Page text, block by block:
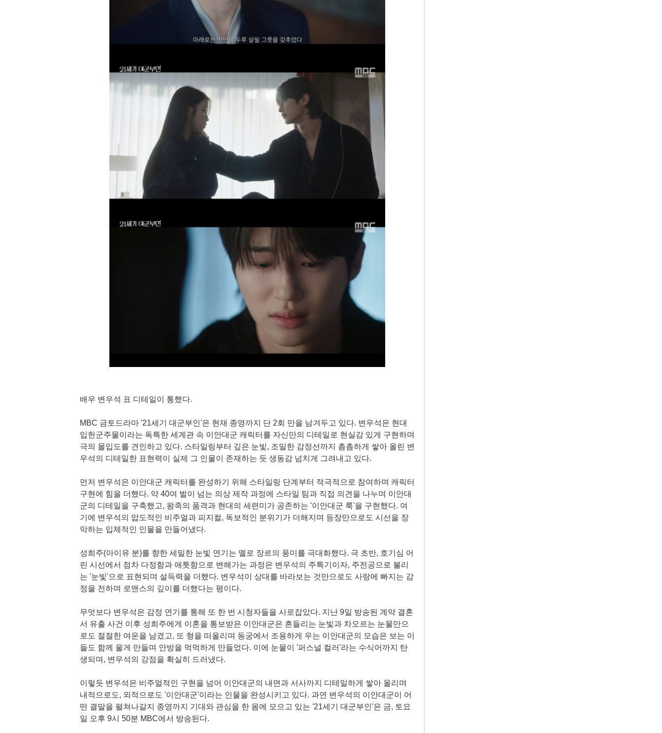
배우 변우석 표 디테일이 통했다.
MBC 금토드라마 '21세기 대군부인'은 현재 종영까지 단 2회 만을 남겨두고 있다. 변우석은 현대
입헌군주물이라는 독특한 세계관 속 이안대군 캐릭터를 자신만의 디테일로 현실감 있게 구현하며
극의 몰입도를 견인하고 있다. 스타일링부터 깊은 눈빛, 조밀한 감정선까지 촘촘하게 쌓아 올린 변
우석의 디테일한 표현력이 실제 그 인물이 존재하는 듯 생동감 넘치게 그려내고 있다.
먼저 변우석은 이안대군 캐릭터를 완성하기 위해 스타일링 단계부터 적극적으로 참여하며 캐릭터
구현에 힘을 더했다. 약 40여 벌이 넘는 의상 제작 과정에 스타일 팀과 직접 의견을 나누며 이안대
군의 디테일을 구축했고, 왕족의 품격과 현대의 세련미가 공존하는 '이안대군 룩'을 구현했다. 여
기에 변우석의 압도적인 비주얼과 피지컬, 독보적인 분위기가 더해지며 등장만으로도 시선을 장
악하는 입체적인 인물을 만들어냈다.
성희주(아이유 분)를 향한 세밀한 눈빛 연기는 멜로 장르의 풍미를 극대화했다. 극 초반, 호기심 어
린 시선에서 점차 다정함과 애틋함으로 변해가는 과정은 변우석의 주특기이자, 주전공으로 불리
는 '눈빛'으로 표현되며 설득력을 더했다. 변우석이 상대를 바라보는 것만으로도 사랑에 빠지는 감
정을 전하며 로맨스의 깊이를 더했다는 평이다.
무엇보다 변우석은 감정 연기를 통해 또 한 번 시청자들을 사로잡았다. 지난 9일 방송된 계약 결혼
서 유출 사건 이후 성희주에게 이혼을 통보받은 이안대군은 흔들리는 눈빛과 차오르는 눈물만으
로도 절절한 여운을 남겼고, 또 형을 떠올리며 동궁에서 조용하게 우는 이안대군의 모습은 보는 이
들도 함께 울게 만들며 안방을 먹먹하게 만들었다. 이에 눈물이 '퍼스널 컬러'라는 수식어까지 탄
생되며, 변우석의 강점을 확실히 드러냈다.
이렇듯 변우석은 비주얼적인 구현을 넘어 이안대군의 내면과 서사까지 디테일하게 쌓아 올리며
내적으로도, 외적으로도 '이안대군'이라는 인물을 완성시키고 있다. 과연 변우석의 이안대군이 어
떤 결말을 펼쳐나갈지 종영까지 기대와 관심을 한 몸에 모으고 있는 '21세기 대군부인'은 금, 토요
일 오후 9시 50분 MBC에서 방송된다.